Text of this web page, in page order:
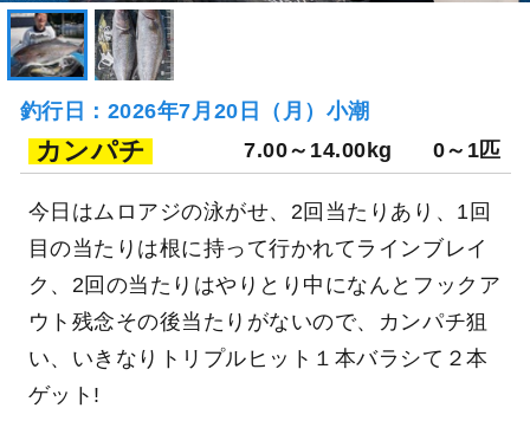
釣行日：2026年7月20日（月）小潮
カンパチ 7.00～14.00kg 0～1匹
今日はムロアジの泳がせ、2回当たりあり、1回
目の当たりは根に持って行かれてラインブレイ
ク、2回の当たりはやりとり中になんとフックア
ウト残念その後当たりがないので、カンパチ狙
い、いきなりトリプルヒット１本バラシて２本
ゲット!